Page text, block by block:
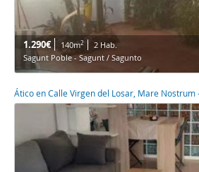
1.290€ 140m2
2 Hab.
Sagunt Poble - Sagunt / Sagunto